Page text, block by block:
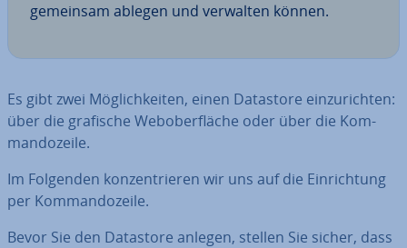
gemeinsam ablegen und verwalten können.
Es gibt zwei Mög­lich­kei­ten, einen Datastore ein­zu­rich­ten:
über die grafische Web­ober­flä­che oder über die Kom­
man­do­zei­le.
Im Folgenden kon­zen­trie­ren wir uns auf die Ein­rich­tung
per Kom­man­do­zei­le.
Bevor Sie den Datastore anlegen, stellen Sie sicher, dass